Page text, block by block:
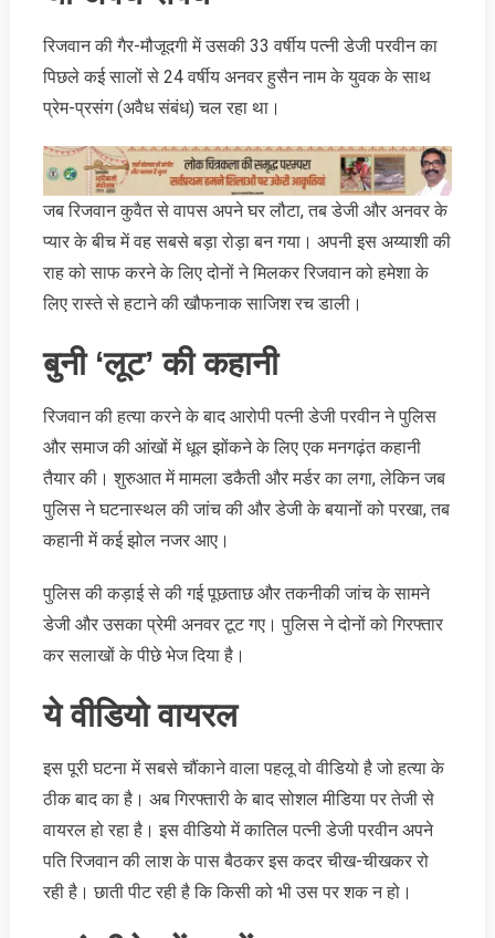
रिजवान की गैर-मौजूदगी में उसकी 33 वर्षीय पत्नी डेजी परवीन का
पिछले कई सालों से 24 वर्षीय अनवर हुसैन नाम के युवक के साथ
प्रेम-प्रसंग (अवैध संबंध) चल रहा था।
जब रिजवान कुवैत से वापस अपने घर लौटा, तब डेजी और अनवर के
प्यार के बीच में वह सबसे बड़ा रोड़ा बन गया। अपनी इस अय्याशी की
राह को साफ करने के लिए दोनों ने मिलकर रिजवान को हमेशा के
लिए रास्ते से हटाने की खौफनाक साजिश रच डाली।
बुनी ‘लूट’ की कहानी
रिजवान की हत्या करने के बाद आरोपी पत्नी डेजी परवीन ने पुलिस
और समाज की आंखों में धूल झोंकने के लिए एक मनगढ़ंत कहानी
तैयार की। शुरुआत में मामला डकैती और मर्डर का लगा, लेकिन जब
पुलिस ने घटनास्थल की जांच की और डेजी के बयानों को परखा, तब
कहानी में कई झोल नजर आए।
पुलिस की कड़ाई से की गई पूछताछ और तकनीकी जांच के सामने
डेजी और उसका प्रेमी अनवर टूट गए। पुलिस ने दोनों को गिरफ्तार
कर सलाखों के पीछे भेज दिया है।
ये वीडियो वायरल
इस पूरी घटना में सबसे चौंकाने वाला पहलू वो वीडियो है जो हत्या के
ठीक बाद का है। अब गिरफ्तारी के बाद सोशल मीडिया पर तेजी से
वायरल हो रहा है। इस वीडियो में कातिल पत्नी डेजी परवीन अपने
पति रिजवान की लाश के पास बैठकर इस कदर चीख-चीखकर रो
रही है। छाती पीट रही है कि किसी को भी उस पर शक न हो।